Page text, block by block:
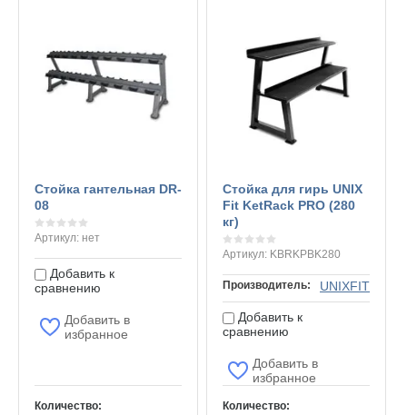
Стойка гантельная DR-
08
Артикул: нет
Добавить к
сравнению
Добавить в
избранное
Количество:
Стойка для гирь UNIX
Fit KetRack PRO (280
кг)
Артикул:KBRKPBK280
Производитель: UNIXFIT
Добавить к
сравнению
Добавить в
избранное
Количество: